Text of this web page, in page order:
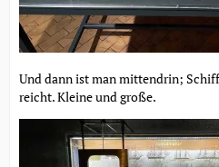
Und dann ist man mittendrin;
reicht. Kleine und große.